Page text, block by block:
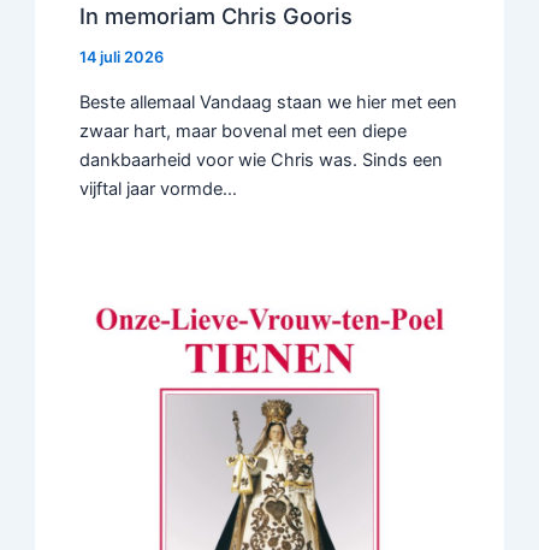
In memoriam Chris Gooris
14 juli 2026
Beste allemaal Vandaag staan we hier met een
zwaar hart, maar bovenal met een diepe
dankbaarheid voor wie Chris was. Sinds een
vijftal jaar vormde…